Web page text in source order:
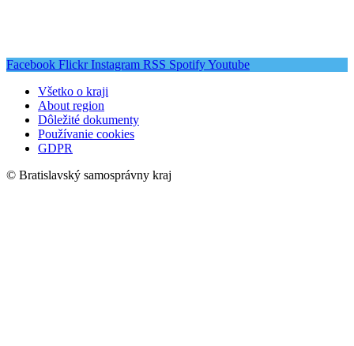
Facebook Flickr Instagram RSS SpotifyYoutube
Všetko o kraji
About region
Dôležité dokumenty
Používanie cookies
GDPR
© Bratislavský samosprávny kraj